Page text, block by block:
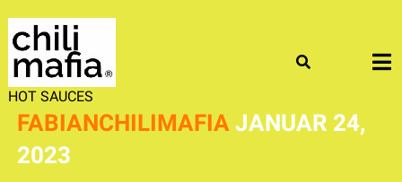
content
HOT SAUCES
FABIANCHILIMAFIA JANUAR 24,
2023